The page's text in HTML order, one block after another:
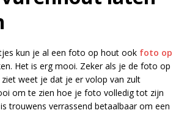
kun je al een foto op hout ook foto op
Het is erg mooi. Zeker als je de foto op
weet je dat je er volop van zult
om te zien hoe je foto volledig tot zijn
trouwens verrassend betaalbaar om een